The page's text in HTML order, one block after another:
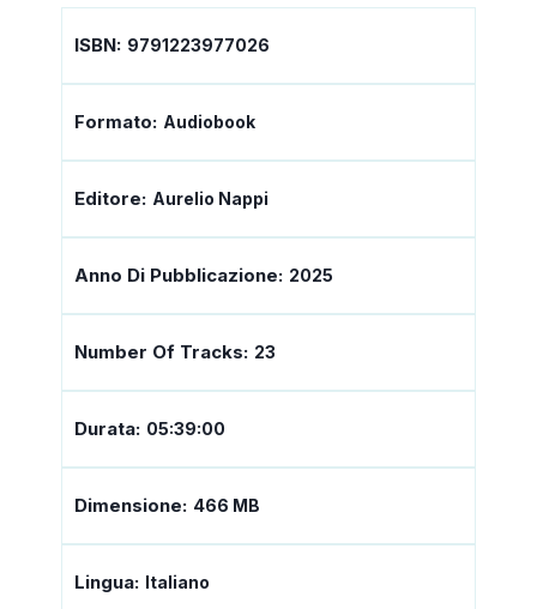
ISBN: 9791223977026
Formato: Audiobook
Editore: Aurelio Nappi
Anno Di Pubblicazione: 2025
Number Of Tracks: 23
Durata: 05:39:00
Dimensione: 466 MB
Lingua: Italiano